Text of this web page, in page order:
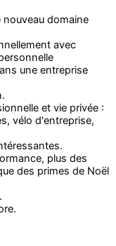
domaine
avec
une entreprise
et vie privée :
vélo d'entreprise,
plus des
des primes de Noël